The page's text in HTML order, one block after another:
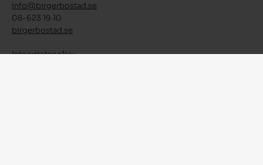
info@birgerbostad.se
08-623 19 10
birgerbostad.se
Integritetspolicy